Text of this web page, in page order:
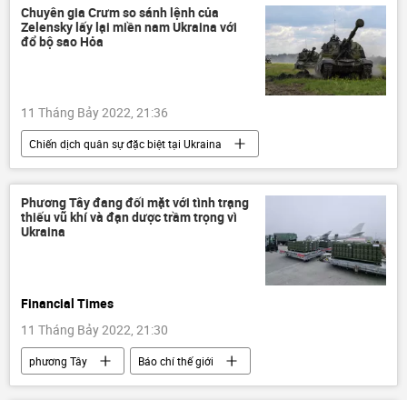
Thế giới
Chiến dịch quân sự đặc biệt tại Ukraina
Chuyên gia Crưm so sánh lệnh của
Zelensky lấy lại miền nam Ukraina với
đổ bộ sao Hỏa
11 Tháng Bảy 2022, 21:36
Chiến dịch quân sự đặc biệt tại Ukraina
Thế giới
Ukraina
Cuộc khủng hoảng ở Ukraina
Donbass
LNR
DNR
Quân sự
Phương Tây đang đối mặt với tình trạng
thiếu vũ khí và đạn dược trầm trọng vì
Ukraina
Financial Times
11 Tháng Bảy 2022, 21:30
phương Tây
Báo chí thế giới
Chiến dịch quân sự đặc biệt tại Ukraina